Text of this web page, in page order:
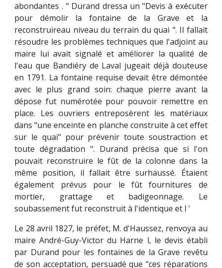
abondantes . " Durand dressa un "Devis à exécuter
pour démolir la fontaine de la Grave et la
reconstruireau niveau du terrain du quai ". Il fallait
résoudre les problèmes techniques que l'adjoint au
maire lui avait signalé et améliorer la qualité de
l'eau que Bandiéry de Laval jugeait déjà douteuse
en 1791. La fontaine requise devait être démontée
avec le plus grand soin: chaque pierre avant la
dépose fut numérotée pour pouvoir remettre en
place. Les ouvriers entreposèrent les matériaux
dans "une enceinte en planche construite à cet effet
sur le quai" pour prévenir toute soustraction et
toute dégradation ". Durand précisa que si l'on
pouvait reconstruire le fût de la colonne dans la
même position, il fallait être surhaussé. Étaient
également prévus pour le fût fournitures de
mortier, grattage et badigeonnage. Le
soubassement fut reconstruit à l'identique et l '
Le 28 avril 1827, le préfet, M. d'Haussez, renvoya au
maire André-Guy-Victor du Harne l, le devis établi
par Durand pour les fontaines de la Grave revêtu
de son acceptation, persuadé que "ces réparations